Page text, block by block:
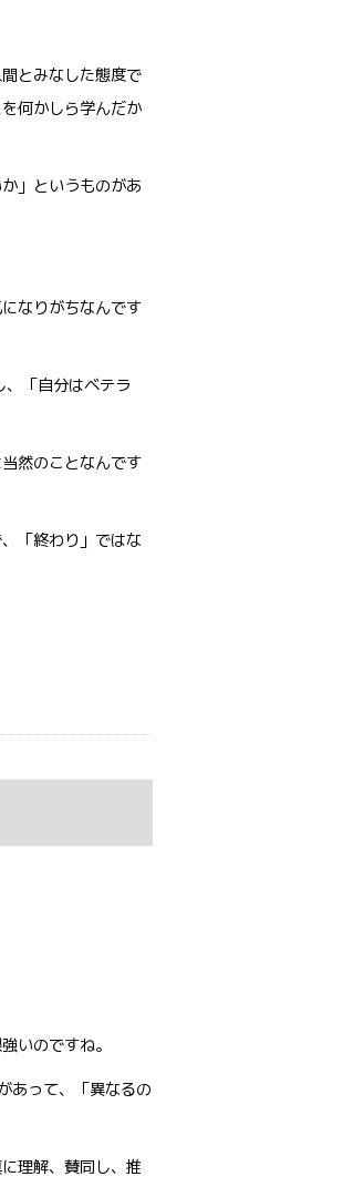
とみなした態度で
何かしら学んだか
」というものがあ
なりがちなんです
「自分はベテラ
然のことなんです
「終わり」ではな
いのですね。
あって、「異なるの
理解、賛同し、推